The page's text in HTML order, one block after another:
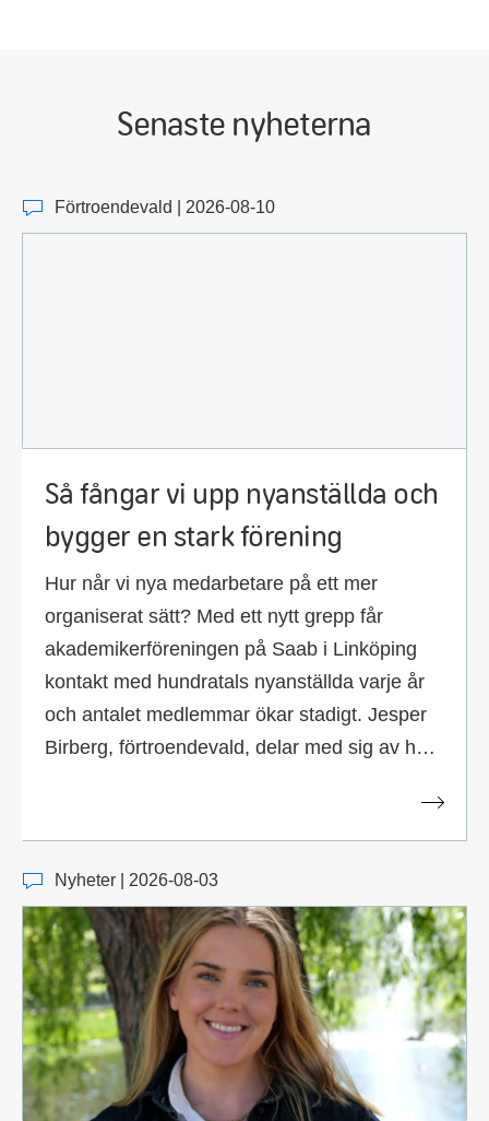
Senaste nyheterna
Förtroendevald | 2026-08-10
Så fångar vi upp nyanställda och
bygger en stark förening
Hur når vi nya medarbetare på ett mer
organiserat sätt? Med ett nytt grepp får
akademikerföreningen på Saab i Linköping
kontakt med hundratals nyanställda varje år
och antalet medlemmar ökar stadigt. Jesper
Birberg, förtroendevald, delar med sig av hur
Nyheter | 2026-08-03